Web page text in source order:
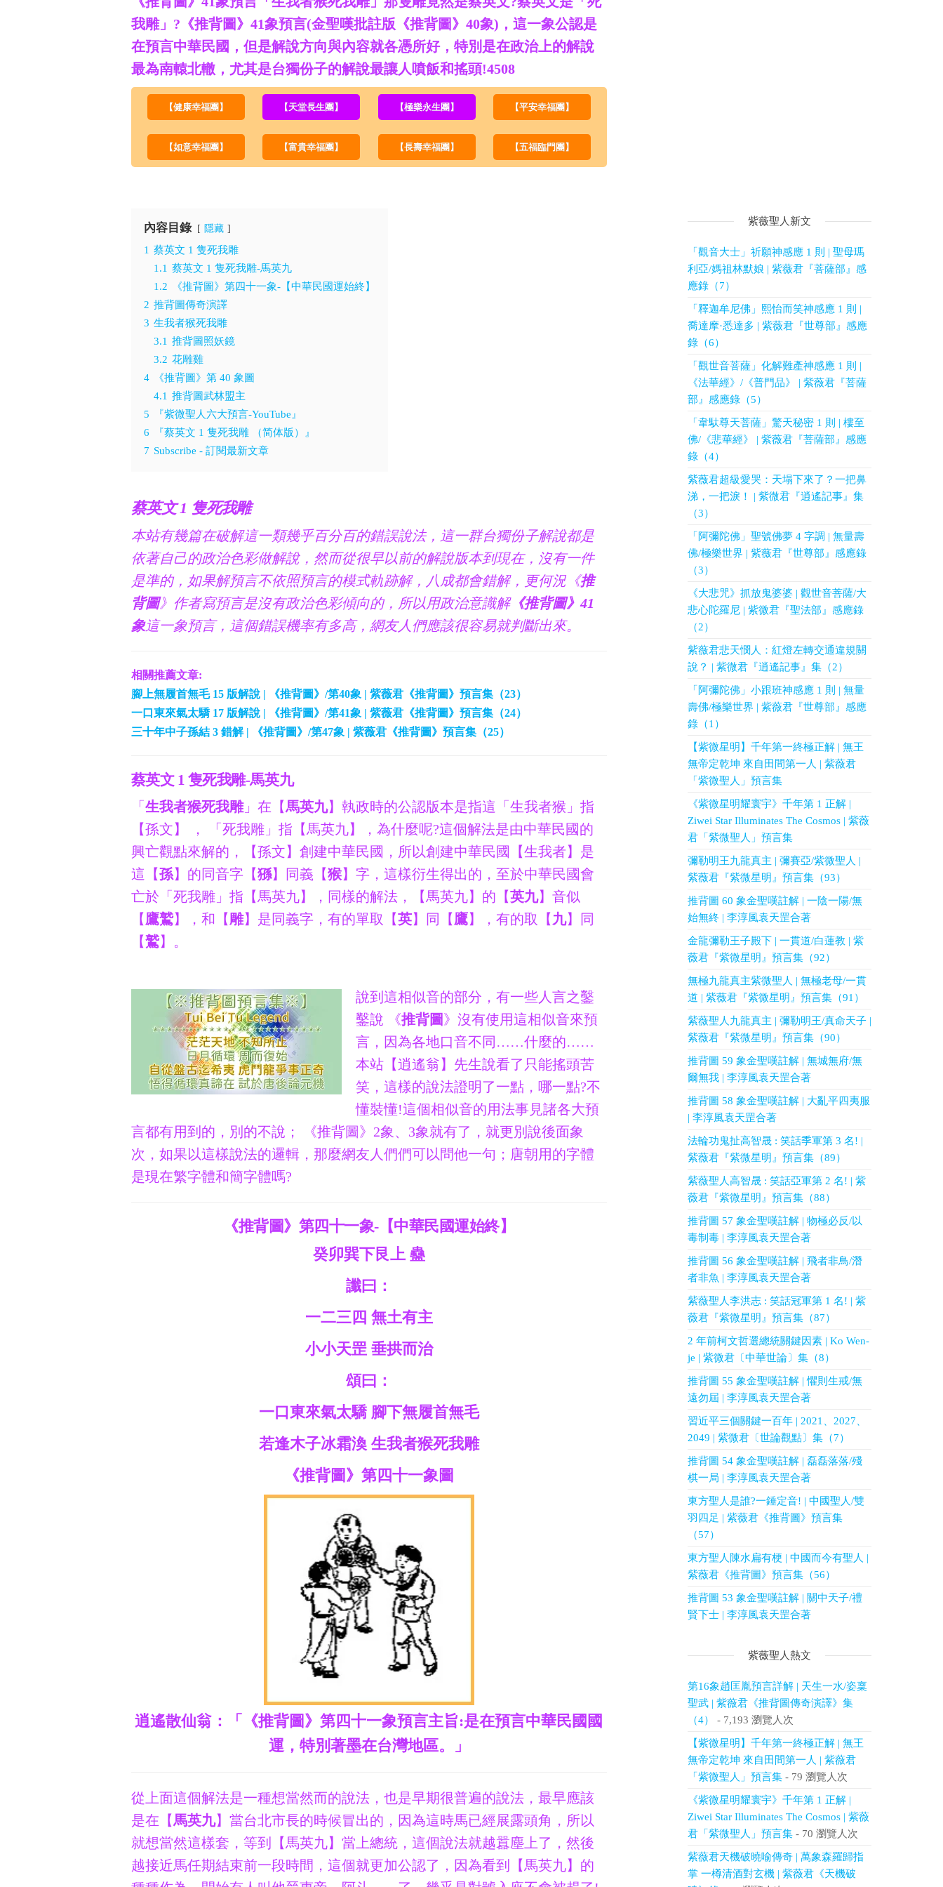
我雕」?《推背圖》41象預言(金聖嘆批註版《推背圖》40象)，這一象公認是
在預言中華民國，但是解說方向與內容就各憑所好，特別是在政治上的解說
最為南轅北轍，尤其是台獨份子的解說最讓人噴飯和搖頭!4508
【健康幸福團】
【如意幸福團】
【天堂長生團】
【富貴幸福團】
【極樂永生團】
【長壽幸福團】
【平安幸福團】
【五福臨門團】
內容目錄 隱藏
1 蔡英文 1 隻死我雕
1.1 蔡英文 1 隻死我雕-馬英九
1.2
《推背圖》第四十一象-【中華民國運始終】
2 推背圖傳奇演譯
3 生我者猴死我雕
3.1 推背圖照妖鏡
3.2 花雕雞
4
《推背圖》第 40 象圖
4.1 推背圖武林盟主
5
『紫微聖人六大預言-YouTube』
6
『蔡英文 1 隻死我雕 （简体版）』
7 Subscribe - 訂閱最新文章
蔡英文 1 隻死我雕
本站有幾篇在破解這一類幾乎百分百的錯誤說法，這一群台獨份子解說都是
依著自己的政治色彩做解說，然而從很早以前的解說版本到現在，沒有一件
是準的，如果解預言不依照預言的模式軌跡解，八成都會錯解，更何況《推
背圖》作者寫預言是沒有政治色彩傾向的，所以用政治意識解《推背圖》41
象這一象預言，這個錯誤機率有多高，網友人們應該很容易就判斷出來。
相關推薦文章:
腳上無履首無毛 15 版解說 | 《推背圖》/第40象 | 紫薇君《推背圖》預言集（23）
一口東來氣太驕 17 版解說 | 《推背圖》/第41象 | 紫薇君《推背圖》預言集（24）
三十年中子孫結 3 錯解 | 《推背圖》/第47象 | 紫薇君《推背圖》預言集（25）
蔡英文 1 隻死我雕-馬英九
「 生我者猴死我雕」在【馬英九】執政時的公認版本是指這「生我者猴」指
【孫文】 ， 「死我雕」指【馬英九】，為什麼呢?這個解法是由中華民國的
興亡觀點來解的，【孫文】創建中華民國，所以創建中華民國【生我者】是
這【孫】的同音字【猻】同義【猴】字，這樣衍生得出的，至於中華民國會
亡於「死我雕」指【馬英九】，同樣的解法，【馬英九】的【英九】音似
【鷹鷲】，和【雕】是同義字，有的單取【英】同【鷹】，有的取【 九】同
【鷲】。
說到這相似音的部分，有一些人言之鑿
鑿說 《推背圖》沒有使用這相似音來預
言，因為各地口音不同……什麼的……
本站【逍遙翁】先生說看了只能搖頭苦
笑，這樣的說法證明了一點，哪一點?不
懂裝懂!這個相似音的用法事見諸各大預
言都有用到的，別的不說； 《推背圖》2象、3象就有了，就更別說後面象
次，如果以這樣說法的邏輯，那麼網友人們們可以問他一句；唐朝用的字體
是現在繁字體和簡字體嗎?
《推背圖》第四十一象-【中華民國運始終】
癸卯巽下艮上 蠱
讖曰：
一二三四 無土有主
小小天罡 垂拱而治
頌曰：
一口東來氣太驕 腳下無履首無毛
若逢木子冰霜渙 生我者猴死我雕
《推背圖》第四十一象圖
逍遙散仙翁：「《推背圖》第四十一象預言主旨:是在預言中華民國國
運，特別著墨在台灣地區。」
從上面這個解法是一種想當然而的說法，也是早期很普遍的說法，最早應該
是在【馬英九】當台北市長的時候冒出的，因為這時馬已經展露頭角，所以
就想當然這樣套，等到【馬英九】當上總統，這個說法就越囂塵上了，然後
越接近馬任期結束前一段時間，這個就更加公認了，因為看到【馬英九】的
紫薇聖人新文
「觀音大士」祈願神感應 1 則 | 聖母瑪
利亞/媽祖林默娘 | 紫薇君『菩薩部』感
應錄（7）
「釋迦牟尼佛」熙怡而笑神感應 1 則 |
喬達摩·悉達多 | 紫薇君『世尊部』感應
錄（6）
「觀世音菩薩」化解難產神感應 1 則 |
《法華經》/《普門品》 | 紫薇君『菩薩
部』感應錄（5）
「韋馱尊天菩薩」驚天秘密 1 則 | 樓至
佛/《悲華經》 | 紫薇君『菩薩部』感應
錄（4）
紫薇君超級愛哭：天塌下來了？一把鼻
涕，一把淚！ | 紫微君『逍遙記事』集
（3）
「阿彌陀佛」聖號佛夢 4 字調 | 無量壽
佛/極樂世界 | 紫薇君『世尊部』感應錄
（3）
《大悲咒》抓放鬼婆婆 | 觀世音菩薩/大
悲心陀羅尼 | 紫微君『聖法部』感應錄
（2）
紫薇君悲天憫人：紅燈左轉交通違規關
說？ | 紫微君『逍遙記事』集（2）
「阿彌陀佛」小跟班神感應 1 則 | 無量
壽佛/極樂世界 | 紫薇君『世尊部』感應
錄（1）
【紫微星明】千年第一終極正解 | 無王
無帝定乾坤 來自田間第一人 | 紫薇君
「紫微聖人」預言集
《紫微星明耀寰宇》千年第 1 正解 |
Ziwei Star Illuminates The Cosmos | 紫薇
君「紫微聖人」預言集
彌勒明王九龍真主 | 彌賽亞/紫微聖人 |
紫薇君『紫微星明』預言集（93）
推背圖 60 象金聖嘆註解 | 一陰一陽/無
始無終 | 李淳風袁天罡合著
金龍彌勒王子殿下 | 一貫道/白蓮教 | 紫
薇君『紫微星明』預言集（92）
無極九龍真主紫微聖人 | 無極老母/一貫
道 | 紫薇君『紫微星明』預言集（91）
紫薇聖人九龍真主 | 彌勒明王/真命天子 |
紫薇君『紫微星明』預言集（90）
推背圖 59 象金聖嘆註解 | 無城無府/無
爾無我 | 李淳風袁天罡合著
推背圖 58 象金聖嘆註解 | 大亂平四夷服
| 李淳風袁天罡合著
法輪功鬼扯高智晟 : 笑話季軍第 3 名! |
紫薇君『紫微星明』預言集（89）
紫薇聖人高智晟 : 笑話亞軍第 2 名! | 紫
薇君『紫微星明』預言集（88）
推背圖 57 象金聖嘆註解 | 物極必反/以
毒制毒 | 李淳風袁天罡合著
推背圖 56 象金聖嘆註解 | 飛者非鳥/潛
者非魚 | 李淳風袁天罡合著
紫薇聖人李洪志 : 笑話冠軍第 1 名! | 紫
薇君『紫微星明』預言集（87）
2 年前柯文哲選總統關鍵因素 | Ko Wen-
je | 紫微君〔中華世論〕集（8）
推背圖 55 象金聖嘆註解 | 懼則生戒/無
遠勿屆 | 李淳風袁天罡合著
習近平三個關鍵一百年 | 2021、2027、
2049 | 紫微君〔世論觀點〕集（7）
推背圖 54 象金聖嘆註解 | 磊磊落落/殘
棋一局 | 李淳風袁天罡合著
東方聖人是誰?一錘定音! | 中國聖人/雙
羽四足 | 紫薇君《推背圖》預言集
（57）
東方聖人陳水扁有梗 | 中國而今有聖人 |
紫薇君《推背圖》預言集（56）
推背圖 53 象金聖嘆註解 | 關中天子/禮
賢下士 | 李淳風袁天罡合著
紫薇聖人熱文
第16象趙匡胤預言詳解 | 天生一水/姿稟
聖武 | 紫薇君《推背圖傳奇演譯》集
（4）
- 7,193 瀏覽人次
【紫微星明】千年第一終極正解 | 無王
無帝定乾坤 來自田間第一人 | 紫薇君
「紫微聖人」預言集- 79 瀏覽人次
《紫微星明耀寰宇》千年第 1 正解 |
Ziwei Star Illuminates The Cosmos | 紫薇
君「紫微聖人」預言集- 70 瀏覽人次
紫薇君天機破曉喻傳奇 | 萬象森羅歸指
掌 一樽清酒對玄機 | 紫薇君《天機破